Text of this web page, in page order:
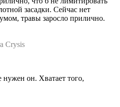
засадки. Сейчас нет
травы заросло прилично.
Crysis
нужен он. Хватает того,